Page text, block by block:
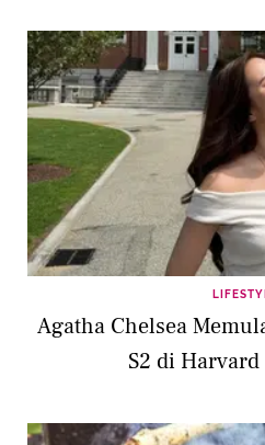
Agatha Chelsea
S2 di